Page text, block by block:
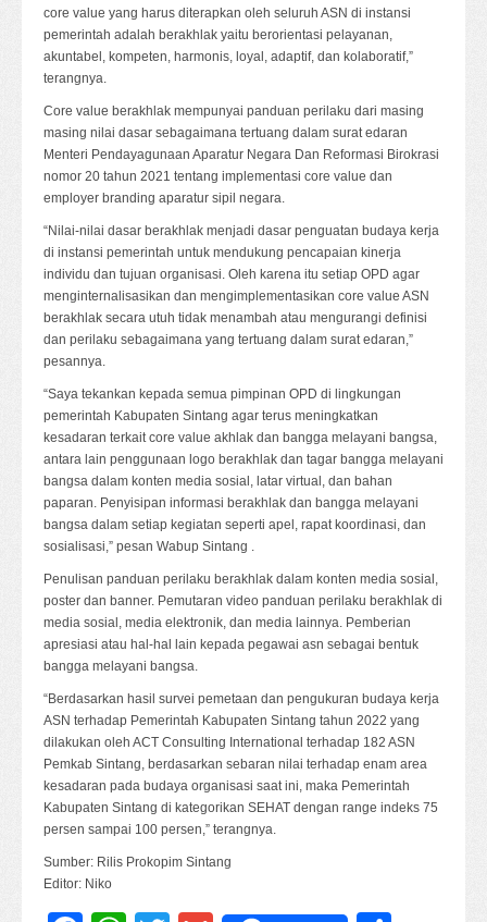
core value yang harus diterapkan oleh seluruh ASN di instansi
pemerintah adalah berakhlak yaitu berorientasi pelayanan,
akuntabel, kompeten, harmonis, loyal, adaptif, dan kolaboratif,”
terangnya.
Core value berakhlak mempunyai panduan perilaku dari masing
masing nilai dasar sebagaimana tertuang dalam surat edaran
Menteri Pendayagunaan Aparatur Negara Dan Reformasi Birokrasi
nomor 20 tahun 2021 tentang implementasi core value dan
employer branding aparatur sipil negara.
“Nilai-nilai dasar berakhlak menjadi dasar penguatan budaya kerja
di instansi pemerintah untuk mendukung pencapaian kinerja
individu dan tujuan organisasi. Oleh karena itu setiap OPD agar
menginternalisasikan dan mengimplementasikan core value ASN
berakhlak secara utuh tidak menambah atau mengurangi definisi
dan perilaku sebagaimana yang tertuang dalam surat edaran,”
pesannya.
“Saya tekankan kepada semua pimpinan OPD di lingkungan
pemerintah Kabupaten Sintang agar terus meningkatkan
kesadaran terkait core value akhlak dan bangga melayani bangsa,
antara lain penggunaan logo berakhlak dan tagar bangga melayani
bangsa dalam konten media sosial, latar virtual, dan bahan
paparan. Penyisipan informasi berakhlak dan bangga melayani
bangsa dalam setiap kegiatan seperti apel, rapat koordinasi, dan
sosialisasi,” pesan Wabup Sintang .
Penulisan panduan perilaku berakhlak dalam konten media sosial,
poster dan banner. Pemutaran video panduan perilaku berakhlak di
media sosial, media elektronik, dan media lainnya. Pemberian
apresiasi atau hal-hal lain kepada pegawai asn sebagai bentuk
bangga melayani bangsa.
“Berdasarkan hasil survei pemetaan dan pengukuran budaya kerja
ASN terhadap Pemerintah Kabupaten Sintang tahun 2022 yang
dilakukan oleh ACT Consulting International terhadap 182 ASN
Pemkab Sintang, berdasarkan sebaran nilai terhadap enam area
kesadaran pada budaya organisasi saat ini, maka Pemerintah
Kabupaten Sintang di kategorikan SEHAT dengan range indeks 75
persen sampai 100 persen,” terangnya.
Sumber: Rilis Prokopim Sintang
Editor: Niko